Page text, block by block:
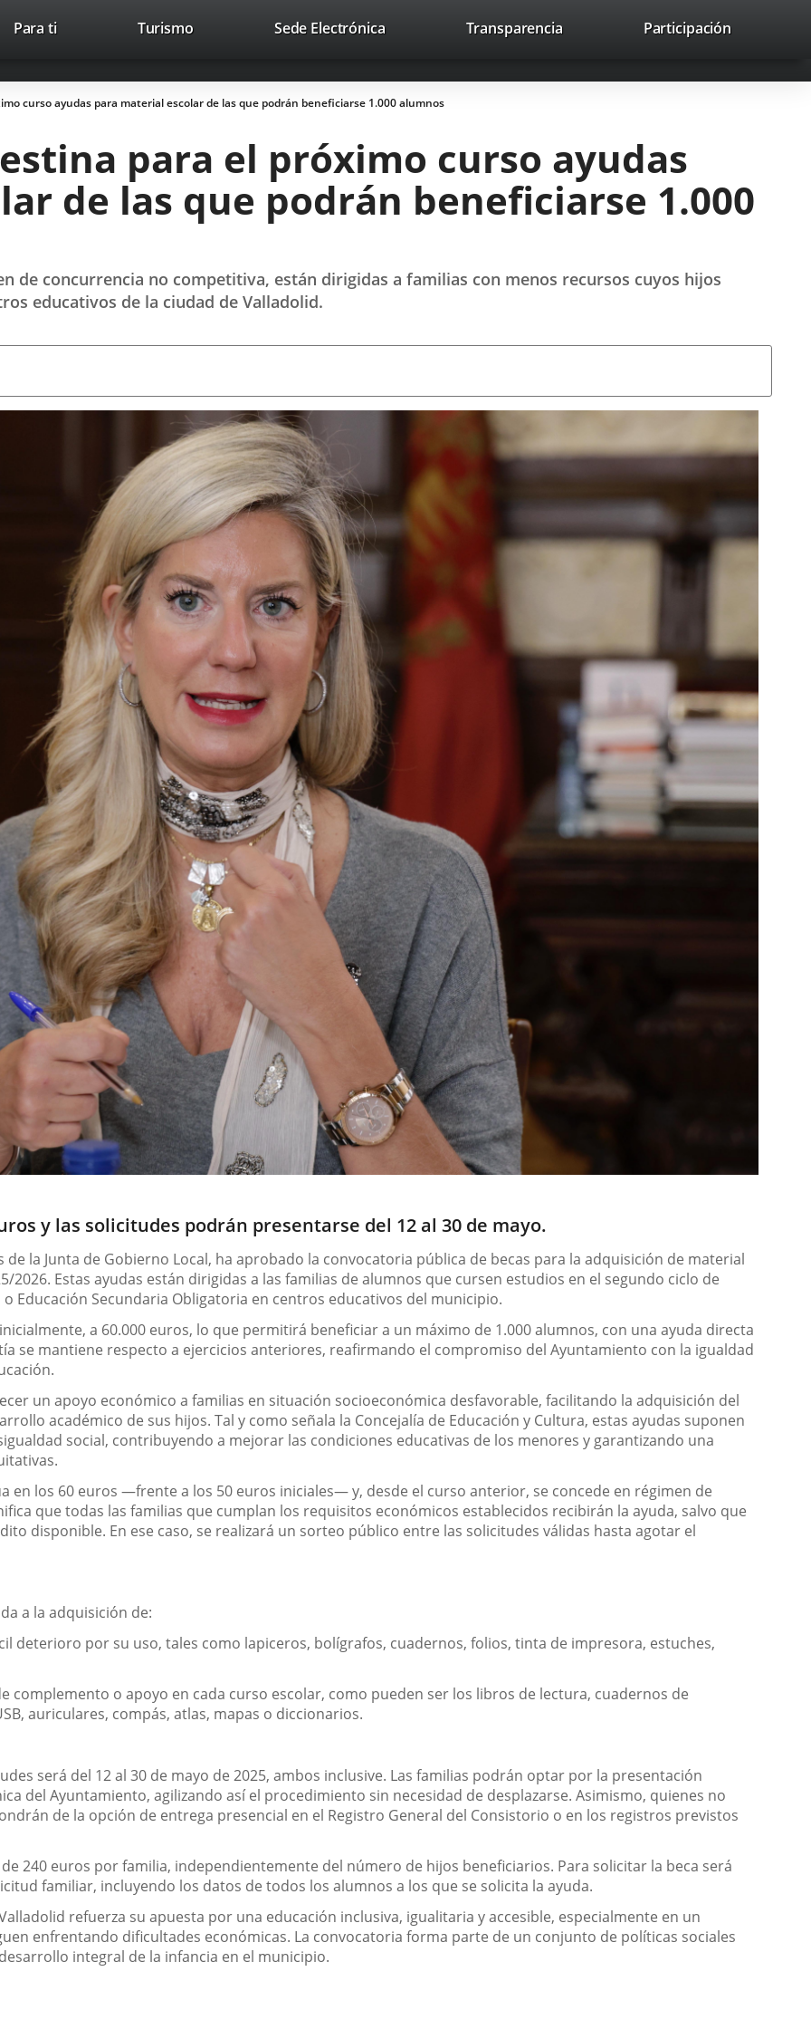
Trabaja con nosotros Contacto avaHeaderSocial
Enlace
una
Enlace
una
Enlace
una
Recherche
Para ti TurismoEste
abrirá
en
nueva.
Sede ElectrónicaEnlace
aplicación
externa.
Transparencia Participación
curso ayudas para material escolar de las que podrán beneficiarse 1.000 alumnos
para el próximo curso ayudas
de las que podrán beneficiarse 1.000
de concurrencia no competitiva, están dirigidas a familias con menos recursos cuyos hijos
educativos de la ciudad de Valladolid.
y las solicitudes podrán presentarse del 12 al 30 de mayo.
de la Junta de Gobierno Local, ha aprobado la convocatoria pública de becas para la adquisición de material
2026. Estas ayudas están dirigidas a las familias de alumnos que cursen estudios en el segundo ciclo de
Educación Secundaria Obligatoria en centros educativos del municipio.
a 60.000 euros, lo que permitirá beneficiar a un máximo de 1.000 alumnos, con una ayuda directa
se mantiene respecto a ejercicios anteriores, reafirmando el compromiso del Ayuntamiento con la igualdad
un apoyo económico a familias en situación socioeconómica desfavorable, facilitando la adquisición del
académico de sus hijos. Tal y como señala la Concejalía de Educación y Cultura, estas ayudas suponen
social, contribuyendo a mejorar las condiciones educativas de los menores y garantizando una
en los 60 euros —frente a los 50 euros iniciales— y, desde el curso anterior, se concede en régimen de
que todas las familias que cumplan los requisitos económicos establecidos recibirán la ayuda, salvo que
disponible. En ese caso, se realizará un sorteo público entre las solicitudes válidas hasta agotar el
a la adquisición de:
deterioro por su uso, tales como lapiceros, bolígrafos, cuadernos, folios, tinta de impresora, estuches,
complemento o apoyo en cada curso escolar, como pueden ser los libros de lectura, cuadernos de
auriculares, compás, atlas, mapas o diccionarios.
será del 12 al 30 de mayo de 2025, ambos inclusive. Las familias podrán optar por la presentación
del Ayuntamiento, agilizando así el procedimiento sin necesidad de desplazarse. Asimismo, quienes no
de la opción de entrega presencial en el Registro General del Consistorio o en los registros previstos
240 euros por familia, independientemente del número de hijos beneficiarios. Para solicitar la beca será
familiar, incluyendo los datos de todos los alumnos a los que se solicita la ayuda.
refuerza su apuesta por una educación inclusiva, igualitaria y accesible, especialmente en un
enfrentando dificultades económicas. La convocatoria forma parte de un conjunto de políticas sociales
integral de la infancia en el municipio.